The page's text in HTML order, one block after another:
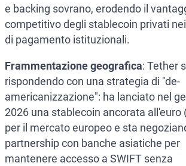
e backing sovrano, erodendo il
competitivo degli stablecoin privati
di pagamento istituzionali.
Frammentazione geografica: Tether
rispondendo con una strategia di "de-
americanizzazione": ha lanciato nel
2026 una stablecoin ancorata all'euro
per il mercato europeo e sta
partnership con banche asiatiche per
mantenere accesso a SWIFT senza